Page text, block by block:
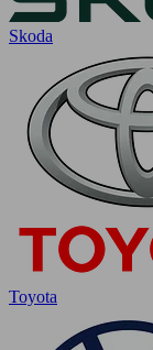
Skoda
Toyota